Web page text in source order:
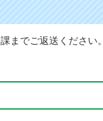
までご返送ください。